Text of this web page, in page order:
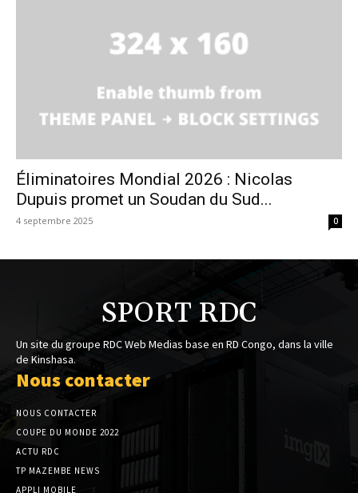
Éliminatoires Mondial 2026 : Nicolas
Dupuis promet un Soudan du Sud...
4 septembre 2025 0
SPORT RDC
Un site du groupe RDC Web Medias base en RD Congo, dans la ville
de Kinshasa.
Nous contacter
NOUS CONTACTER
COUPE DU MONDE 2022
ACTU RDC
TP MAZEMBE NEWS
APPLI MOBILE